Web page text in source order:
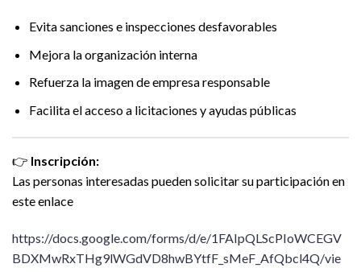
Evita sanciones e inspecciones desfavorables
Mejora la organización interna
Refuerza la imagen de empresa responsable
Facilita el acceso a licitaciones y ayudas públicas
👉 Inscripción:
Las personas interesadas pueden solicitar su participación en
este enlace
https://docs.google.com/forms/d/e/1FAIpQLScPIoWCEGV
BDXMwRxTHg9lWGdVD8hwBYtfF_sMeF_AfQbcl4Q/vie